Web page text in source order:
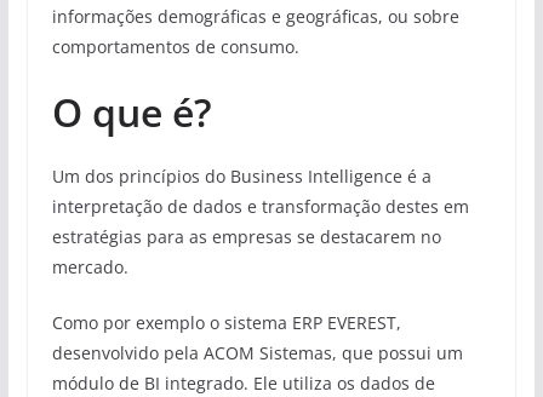
informações demográficas e geográficas, ou sobre
comportamentos de consumo.
O que é?
Um dos princípios do Business Intelligence é a
interpretação de dados e transformação destes em
estratégias para as empresas se destacarem no
mercado.
Como por exemplo o sistema ERP EVEREST,
desenvolvido pela ACOM Sistemas, que possui um
módulo de BI integrado. Ele utiliza os dados de